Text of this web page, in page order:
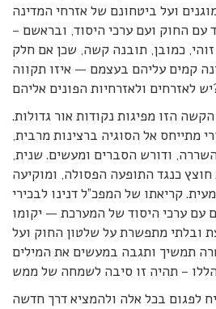
ועל ביטחונם של אזרחי המדינה
עם החוק ועם ערכי היסוד, ובראשם –
כמובן, תובנה קשה, שכן אם חלק
קמים עליהם בעצמם — איזו תקווה
אליהם?
הזו מפיגות נקודות אור גדולות.
מתייחס אל הסוגיה ברצינות מרבית,
ודורש הסברים ומעשים. שנית,
כנגד התופעה הפסולה, ומוקיעה
קריאתו של המפכ”ל דנינו לבכירי
עם ערכי היסוד של המערכת — יקומו
ובלתי מתפשרת על שלטון החוק ועל
תמשיך ותגבה במעשים את המילים
לפגום בכל אלה ולהמציא דרך חדשה